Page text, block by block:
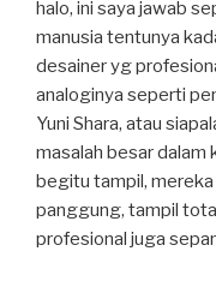
halo, ini saya jawab
manusia tentunya
desainer yg
analoginya seperti
Yuni Shara, atau
masalah besar dalam
begitu tampil,
panggung, tampil
profesional juga